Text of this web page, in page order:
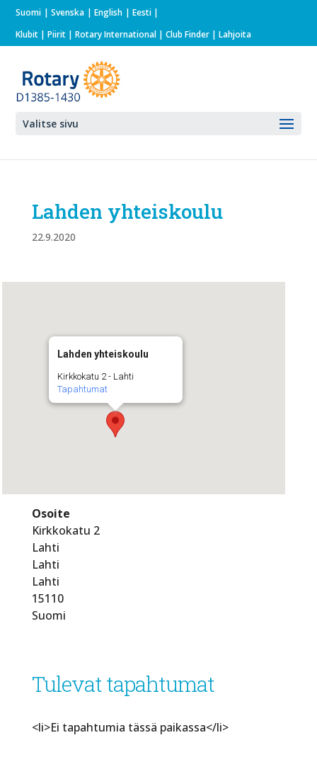
Suomi Svenska English
Eesti
Klubit |Piirit |Rotary International | Club Finder | Lahjoita
Valitse sivu
Lahden yhteiskoulu
22.9.2020
Lahden yhteiskoulu
Kirkkokatu 2 - Lahti
Tapahtumat
Osoite
Kirkkokatu 2
Lahti
Lahti
Lahti
15110
Suomi
Tulevat tapahtumat
<li>Ei tapahtumia tässä paikassa</li>